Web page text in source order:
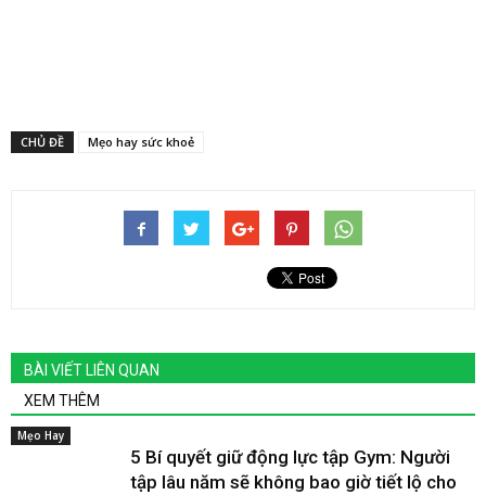
CHỦ ĐỀ Mẹo hay sức khoẻ
BÀI VIẾT LIÊN QUAN
XEM THÊM
Mẹo Hay
5 Bí quyết giữ động lực tập Gym: Người
tập lâu năm sẽ không bao giờ tiết lộ cho